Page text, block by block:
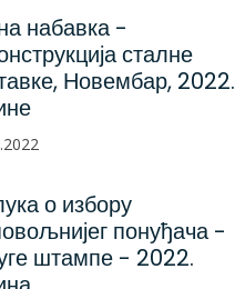
набавка -
сталне
Новембар, 2022.
о избору
понуђача -
штампе - 2022.